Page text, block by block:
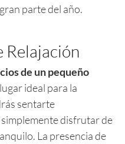
parte del año.
Relajación
de un pequeño
ideal para la
sentarte
disfrutar de
La presencia de